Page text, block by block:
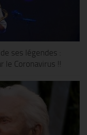
ses légendes :
Coronavirus !!